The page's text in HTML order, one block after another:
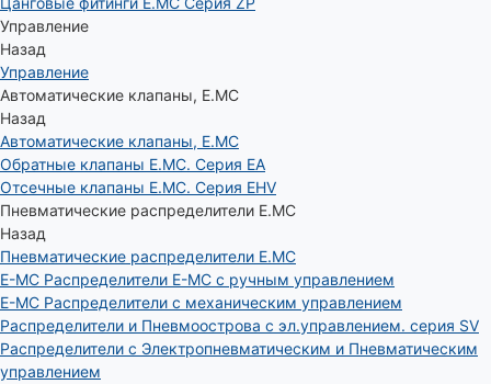
Управление
Назад
Управление
Автоматические клапаны, Е.МС
Назад
Автоматические клапаны, Е.МС
Обратные клапаны E.MC. Серия EA
Отсечные клапаны E.MC. Серия EHV
Пневматические распределители E.MC
Назад
Пневматические распределители E.MC
E-MC Распределители E-MC с ручным управлением
E-MC Распределители с механическим управлением
Распределители и Пневмоострова с эл.управлением. серия SV
Распределители с Электропневматическим и Пневматическим
управлением